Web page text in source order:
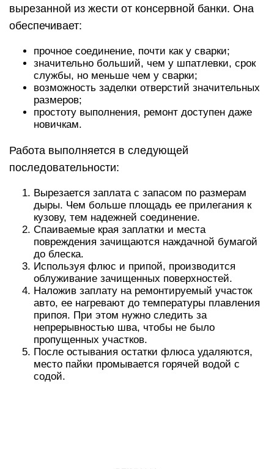
вырезанной из жести от консервной банки. Она
обеспечивает:
прочное соединение, почти как у сварки;
значительно больший, чем у шпатлевки, срок
службы, но меньше чем у сварки;
возможность заделки отверстий значительных
размеров;
простоту выполнения, ремонт доступен даже
новичкам.
Работа выполняется в следующей
последовательности:
Вырезается заплата с запасом по размерам
дыры. Чем больше площадь ее прилегания к
кузову, тем надежней соединение.
Спаиваемые края заплатки и места
повреждения зачищаются наждачной бумагой
до блеска.
Используя флюс и припой, производится
облуживание зачищенных поверхностей.
Наложив заплату на ремонтируемый участок
авто, ее нагревают до температуры плавления
припоя. При этом нужно следить за
непрерывностью шва, чтобы не было
пропущенных участков.
После остывания остатки флюса удаляются,
место пайки промывается горячей водой с
содой.